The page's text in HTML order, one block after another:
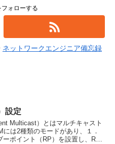
ォローする
ネットワークエンジニア備忘録
設定
Multicast）とはマルチキャスト
は2種類のモードがあり、１．
ポイント（RP）を設置し、RP